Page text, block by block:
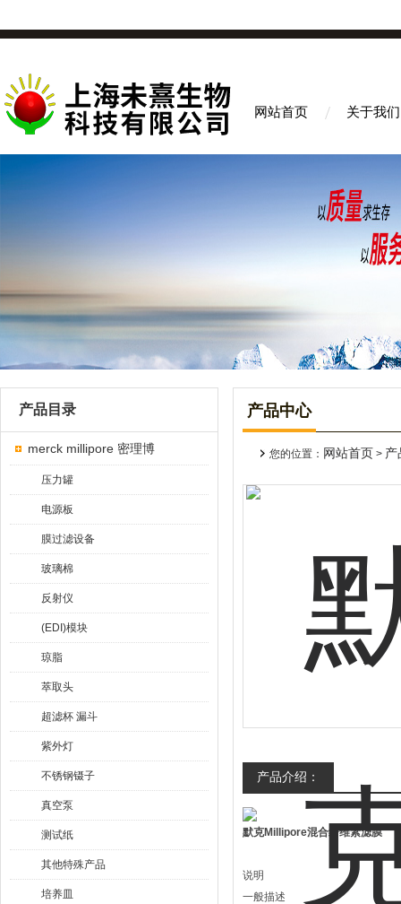
网站首页 关于我们
产品目录
merck millipore 密理博
压力罐
电源板
膜过滤设备
玻璃棉
反射仪
(EDI)模块
琼脂
萃取头
超滤杯 漏斗
紫外灯
不锈钢镊子
真空泵
测试纸
其他特殊产品
培养皿
产品中心
您的位置： 网站首页 > 产
产品介绍：
默克Millipore混合纤维素滤膜
说明
一般描述